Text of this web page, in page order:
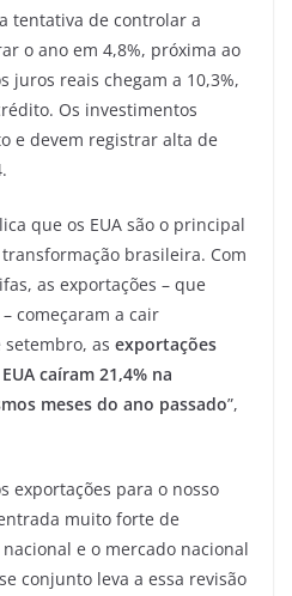
tentativa de controlar a
o ano em 4,8%, próxima ao
juros reais chegam a 10,3%,
Os investimentos
e devem registrar alta de
que os EUA são o principal
brasileira. Com
as exportações – que
começaram a cair
setembro, as exportações
caíram 21,4% na
meses do ano passado”,
exportações para o nosso
muito forte de
e o mercado nacional
conjunto leva a essa revisão